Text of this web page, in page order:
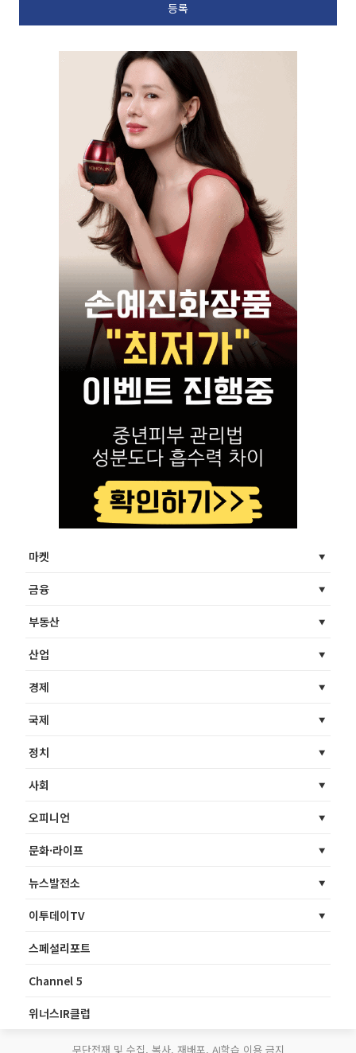
마켓
금융
부동산
산업
경제
국제
정치
사회
오피니언
문화·라이프
뉴스발전소
이투데이TV
스페셜리포트
Channel 5
위너스IR클럽
무단전재 및 수집, 복사, 재배포, AI학습 이용 금지